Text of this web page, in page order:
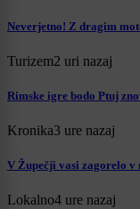
Neverjetno! Z dragim
Turizem2 uri nazaj
Rimske igre bodo Ptuj
Kronika3 ure nazaj
V Župečji vasi zagorelo
Lokalno4 ure nazaj